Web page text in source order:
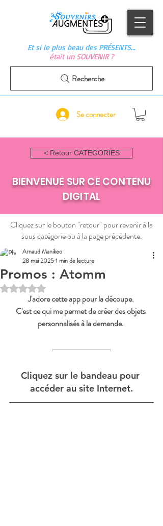
Et si le plus beau des PRÉSENTS…
était un SOUVENIR ?
Se connecter
Recherche
< Retour CATEGORIES
BIENVENUE SUR CE CONTENU
DIGITAL
Cliquez sur le bouton "retour" pour revenir à la
sous catégorie ou à la page précédente.
Promos : Atomm
Arnaud Manikeo
28 mai 20251 min de lecture
Noté NaN étoiles sur 5.
J'adore cette app pour la découpe.
C'est ce qui me permet de créer des objets
personnalisés à la demande.
Cliquez sur le bandeau pour
accéder au site Internet.